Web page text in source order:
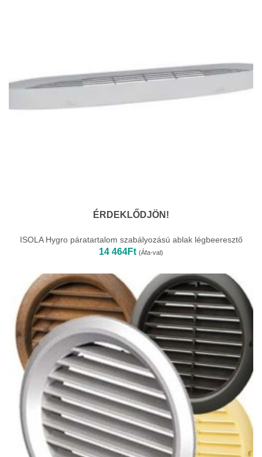
ÉRDEKLŐDJÖN!
ISOLA Hygro páratartalom szabályozású ablak légbeeresztő
14 464Ft (Áfa-val)